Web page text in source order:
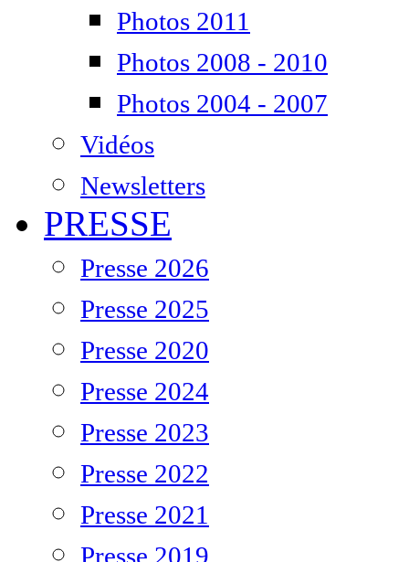
Photos 2011
Photos 2008 - 2010
Photos 2004 - 2007
Vidéos
Newsletters
PRESSE
Presse 2026
Presse 2025
Presse 2020
Presse 2024
Presse 2023
Presse 2022
Presse 2021
Presse 2019